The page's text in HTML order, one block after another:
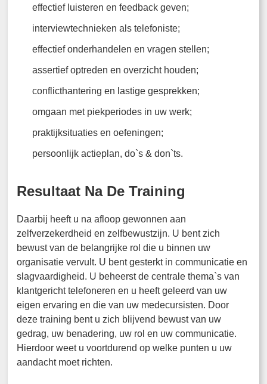
effectief luisteren en feedback geven;
interviewtechnieken als telefoniste;
effectief onderhandelen en vragen stellen;
assertief optreden en overzicht houden;
conflicthantering en lastige gesprekken;
omgaan met piekperiodes in uw werk;
praktijksituaties en oefeningen;
persoonlijk actieplan, do`s & don`ts.
Resultaat Na De Training
Daarbij heeft u na afloop gewonnen aan
zelfverzekerdheid en zelfbewustzijn. U bent zich
bewust van de belangrijke rol die u binnen uw
organisatie vervult. U bent gesterkt in communicatie en
slagvaardigheid. U beheerst de centrale thema`s van
klantgericht telefoneren en u heeft geleerd van uw
eigen ervaring en die van uw medecursisten. Door
deze training bent u zich blijvend bewust van uw
gedrag, uw benadering, uw rol en uw communicatie.
Hierdoor weet u voortdurend op welke punten u uw
aandacht moet richten.